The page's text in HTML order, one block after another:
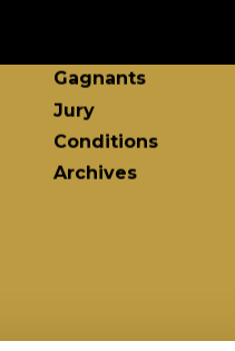
Gagnants
Jury
Conditions
Archives